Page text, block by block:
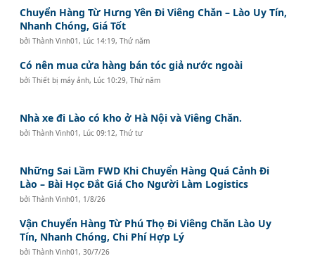
Chuyển Hàng Từ Hưng Yên Đi Viêng Chăn – Lào Uy Tín,
Nhanh Chóng, Giá Tốt
bởiThành Vinh01 , Lúc 14:19, Thứ năm
Có nên mua cửa hàng bán tóc giả nước ngoài
bởiThiết bị máy ảnh, Lúc 10:29, Thứ năm
Nhà xe đi Lào có kho ở Hà Nội và Viêng Chăn.
bởiThành Vinh01 , Lúc 09:12, Thứ tư
Những Sai Lầm FWD Khi Chuyển Hàng Quá Cảnh Đi
Lào – Bài Học Đắt Giá Cho Người Làm Logistics
bởiThành Vinh01 , 1/8/26
Vận Chuyển Hàng Từ Phú Thọ Đi Viêng Chăn Lào Uy
Tín, Nhanh Chóng, Chi Phí Hợp Lý
bởiThành Vinh01 ,30/7/26